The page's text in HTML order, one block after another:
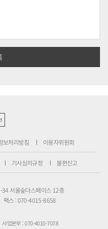
보처리방침 이용자위원회
기사심의규정 불편신고
34 서울숲더스페이스 12층
팩스 : 070-4015-8658
사업본부 : 070-4010-7078